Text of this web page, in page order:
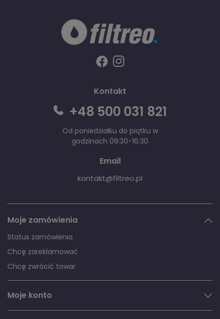
Kontakt
+48 500 031 821
Od poniedziałku do piątku w
godzinach 09:30-16:30
Email
kontakt@filtreo.pl
Moje zamówienia
Status zamówienia
Chcę zareklamować
Chcę zwrócić towar
Moje konto